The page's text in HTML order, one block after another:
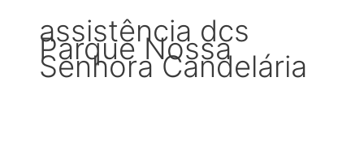
assistência dcs
Parque Nossa
Senhora Candelária